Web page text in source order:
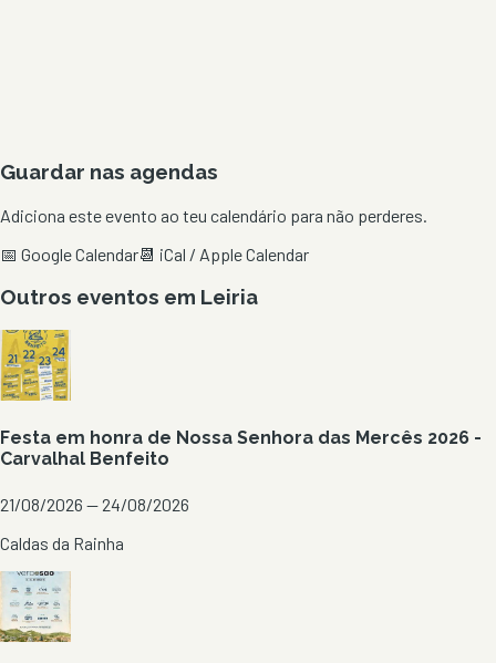
Guardar nas agendas
Adiciona este evento ao teu calendário para não perderes.
📅 Google Calendar📆 iCal / Apple Calendar
Outros eventos em Leiria
Festa em honra de Nossa Senhora das Mercês 2026 -
Carvalhal Benfeito
21/08/2026 — 24/08/2026
Caldas da Rainha